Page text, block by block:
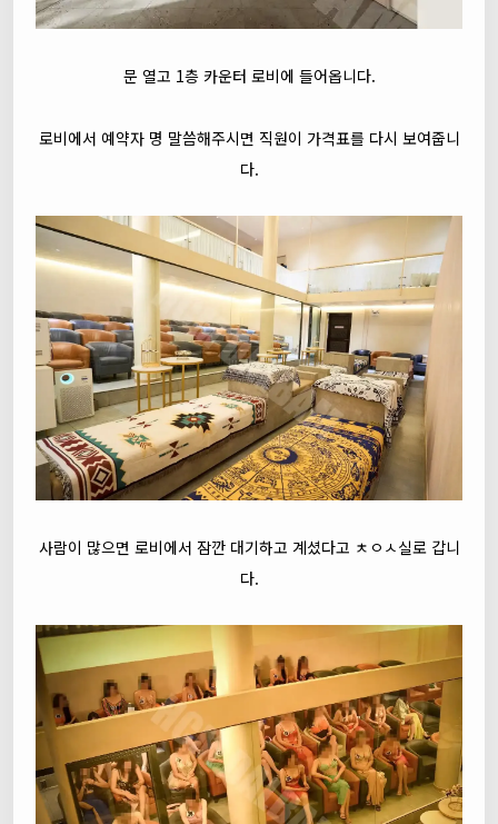
문 열고 1층 카운터 로비에 들어옵니다.
로비에서 예약자 명 말씀해주시면 직원이 가격표를 다시 보여줍니
다.
사람이 많으면 로비에서 잠깐 대기하고 계셨다고 ㅊㅇㅅ실로 갑니
다.